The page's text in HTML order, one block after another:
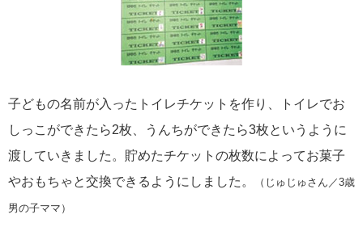
子どもの名前が入ったトイレチケットを作り、トイレでお
しっこができたら2枚、うんちができたら3枚というように
渡していきました。貯めたチケットの枚数によってお菓子
やおもちゃと交換できるようにしました。
（じゅじゅさん／3歳
男の子ママ）